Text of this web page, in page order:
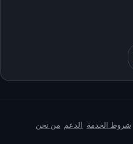
شروط الخدمة الدعم من نحن